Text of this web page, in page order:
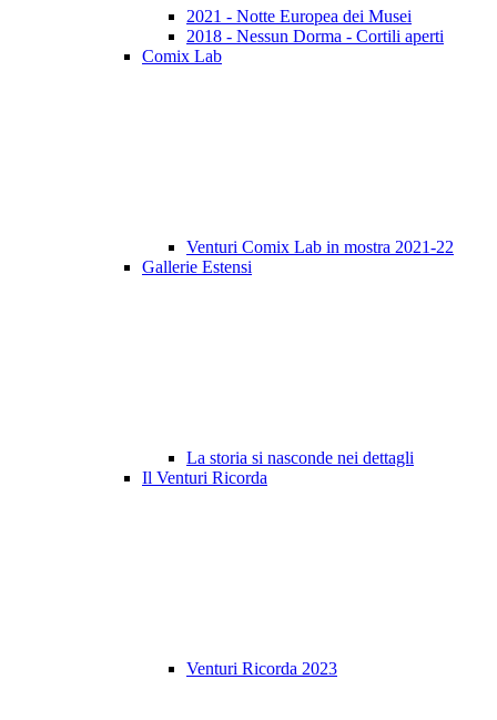
2021 - Notte Europea dei Musei
2018 - Nessun Dorma - Cortili aperti
Comix Lab
Venturi Comix Lab in mostra 2021-22
Gallerie Estensi
La storia si nasconde nei dettagli
Il Venturi Ricorda
Venturi Ricorda 2023